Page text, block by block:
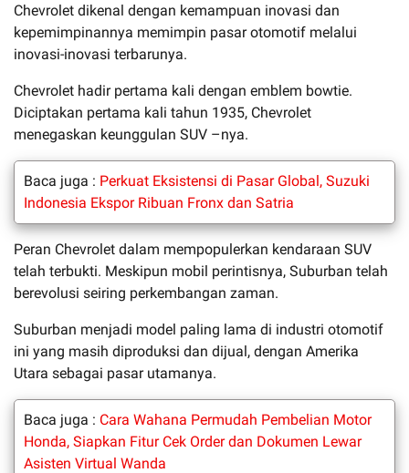
Chevrolet dikenal dengan kemampuan inovasi dan
kepemimpinannya memimpin pasar otomotif melalui
inovasi-inovasi terbarunya.
Chevrolet hadir pertama kali dengan emblem bowtie.
Diciptakan pertama kali tahun 1935, Chevrolet
menegaskan keunggulan SUV –nya.
Baca juga : Perkuat Eksistensi di Pasar Global, Suzuki
Indonesia Ekspor Ribuan Fronx dan Satria
Peran Chevrolet dalam mempopulerkan kendaraan SUV
telah terbukti. Meskipun mobil perintisnya, Suburban telah
berevolusi seiring perkembangan zaman.
Suburban menjadi model paling lama di industri otomotif
ini yang masih diproduksi dan dijual, dengan Amerika
Utara sebagai pasar utamanya.
Baca juga : Cara Wahana Permudah Pembelian Motor
Honda, Siapkan Fitur Cek Order dan Dokumen Lewar
Asisten Virtual Wanda